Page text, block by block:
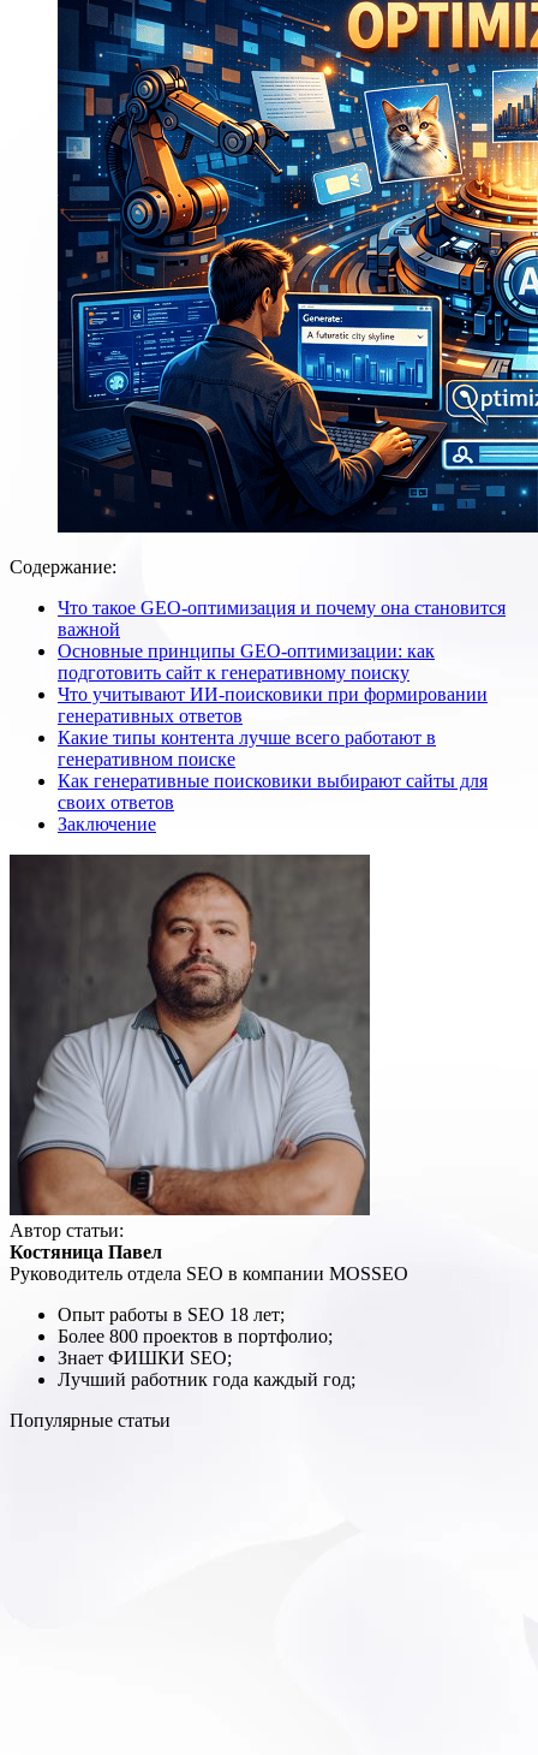
Содержание:
Что такое GEO-оптимизация и почему она становится
важной
Основные принципы GEO-оптимизации: как
подготовить сайт к генеративному поиску
Что учитывают ИИ-поисковики при формировании
генеративных ответов
Какие типы контента лучше всего работают в
генеративном поиске
Как генеративные поисковики выбирают сайты для
своих ответов
Заключение
Автор статьи:
Костяница Павел
Руководитель отдела SEO в компании MOSSEO
Опыт работы в SEO 18 лет;
Более 800 проектов в портфолио;
Знает ФИШКИ SEO;
Лучший работник года каждый год;
Популярные статьи